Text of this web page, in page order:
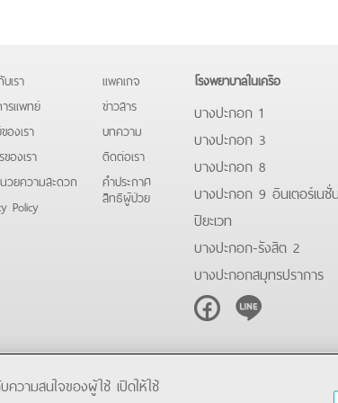
เรา
รแพทย์
องเรา
องเรา
วยความสะดวก
Policy
แพคเกจ
ข่าวสาร
บทความ
ติดต่อเรา
คําประกาศ
สิทธิผู้ป่วย
โรงพยาบาลในเครือ
บางปะกอก 1
บางปะกอก 3
บางปะกอก 8
บางปะกอก 9 อินเตอร์เนชั่
ปิยะเวท
บางปะกอก-รังสิต 2
บางปะกอกสมุทรปราการ
FacebookLine
ความสนใจของผู้ใช้ เปิดให้ใช้